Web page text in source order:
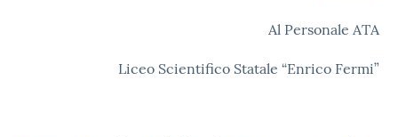
Al Personale ATA
Liceo Scientifico Statale “Enrico Fermi”